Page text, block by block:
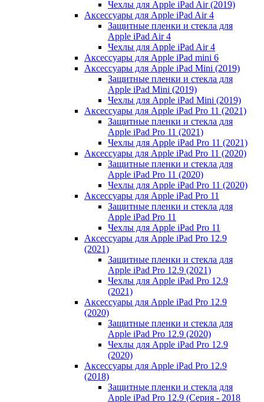
Чехлы для Apple iPad Air (2019)
Аксессуары для Apple iPad Air 4
Защитные пленки и стекла для
Apple iPad Air 4
Чехлы для Apple iPad Air 4
Аксессуары для Apple iPad mini 6
Аксессуары для Apple iPad Mini (2019)
Защитные пленки и стекла для
Apple iPad Mini (2019)
Чехлы для Apple iPad Mini (2019)
Аксессуары для Apple iPad Pro 11 (2021)
Защитные пленки и стекла для
Apple iPad Pro 11 (2021)
Чехлы для Apple iPad Pro 11 (2021)
Аксессуары для Apple iPad Pro 11 (2020)
Защитные пленки и стекла для
Apple iPad Pro 11 (2020)
Чехлы для Apple iPad Pro 11 (2020)
Аксессуары для Apple iPad Pro 11
Защитные пленки и стекла для
Apple iPad Pro 11
Чехлы для Apple iPad Pro 11
Аксессуары для Apple iPad Pro 12.9
(2021)
Защитные пленки и стекла для
Apple iPad Pro 12.9 (2021)
Чехлы для Apple iPad Pro 12.9
(2021)
Аксессуары для Apple iPad Pro 12.9
(2020)
Защитные пленки и стекла для
Apple iPad Pro 12.9 (2020)
Чехлы для Apple iPad Pro 12.9
(2020)
Аксессуары для Apple iPad Pro 12.9
(2018)
Защитные пленки и стекла для
Apple iPad Pro 12.9 (Серия - 2018